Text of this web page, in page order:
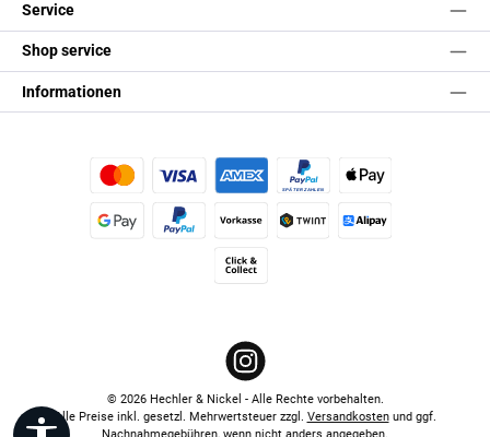
Service
Shop service
Informationen
Kredit- oder Debitkarte Später BezahlenApple Pay
Vorkasse
Instagram
© 2026 Hechler & Nickel - Alle Rechte vorbehalten.
Alle Preise inkl. gesetzl. Mehrwertsteuer zzgl. Versandkostenund ggf.
Werkzeugleiste anzeigen